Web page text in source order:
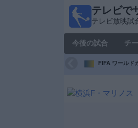
テレビで
テレビ放映試
今後の試合 チ
FIFA ワールド